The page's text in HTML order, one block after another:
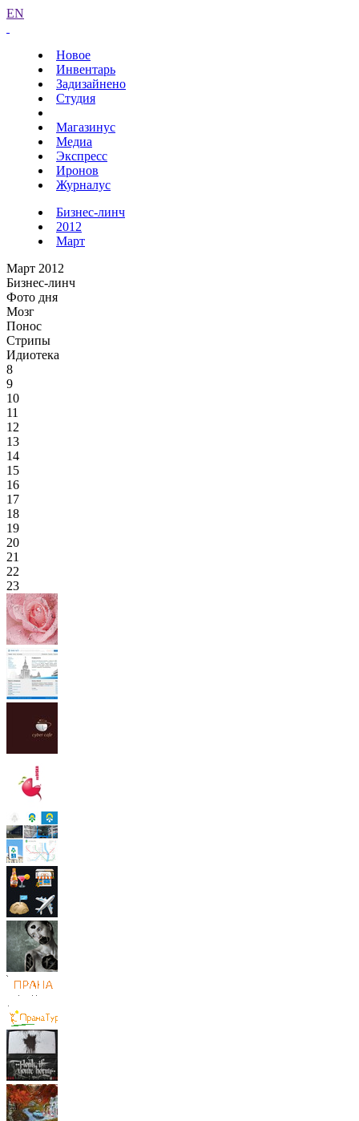
EN
Новое
Инвентарь
Задизайнено
Студия
Магазинус
Медиа
Экспресс
Иронов
Журналус
Бизнес-линч
2012
Март
Март 2012
Бизнес-линч
Фото дня
Мозг
Понос
Стрипы
Идиотека
8
9
10
11
12
13
14
15
16
17
18
19
20
21
22
23